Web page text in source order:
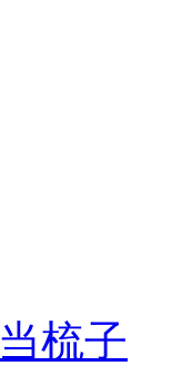
梳子